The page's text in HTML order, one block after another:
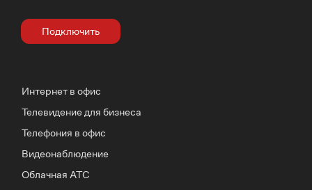
Подключить
Интернет в офис
Телевидение для бизнеса
Телефония в офис
Видеонаблюдение
Облачная АТС